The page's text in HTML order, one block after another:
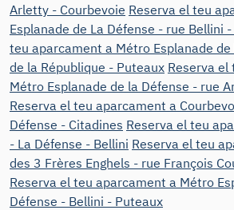
Arletty - Courbevoie Reserva el teu
Esplanade de La Défense - rue Bellini
teu aparcament a Métro Esplanade
de la République - Puteaux Reserva el
Métro Esplanade de la Défense - rue
Reserva el teu aparcament a
Défense - Citadines Reserva el teu
- La Défense - Bellini Reserva el teu
des 3 Frères Enghels - rue François
Reserva el teu aparcament a Métro
Défense - Bellini - Puteaux